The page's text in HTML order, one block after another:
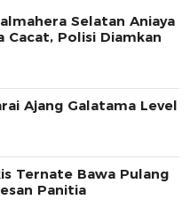
Selatan Aniaya
Cacat, Polisi Diamkan
Ajang Galatama Level
Ternate Bawa Pulang
Panitia